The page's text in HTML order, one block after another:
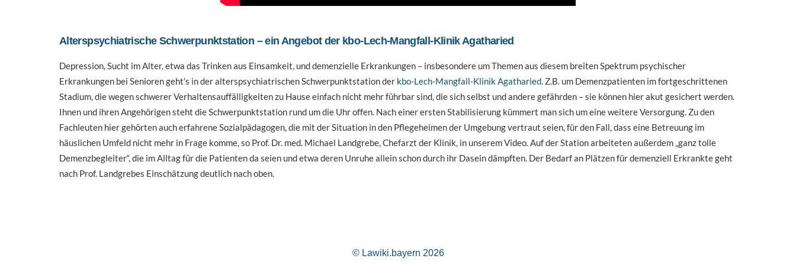
Alterspsychiatrische Schwerpunktstation – ein Angebot der kbo-Lech-Mangfall-Klinik Agatharied
Depression, Sucht im Alter, etwa das Trinken aus Einsamkeit, und demenzielle Erkrankungen – insbesondere um Themen aus diesem breiten Spektrum psychischer
Erkrankungen bei Senioren geht’s in der alterspsychiatrischen Schwerpunktstation der kbo-Lech-Mangfall-Klinik Agatharied. Z.B. um Demenzpatienten im fortgeschrittenen
Stadium, die wegen schwerer Verhaltensauffälligkeiten zu Hause einfach nicht mehr führbar sind, die sich selbst und andere gefährden – sie können hier akut gesichert werden.
Ihnen und ihren Angehörigen steht die Schwerpunktstation rund um die Uhr offen. Nach einer ersten Stabilisierung kümmert man sich um eine weitere Versorgung. Zu den
Fachleuten hier gehörten auch erfahrene Sozialpädagogen, die mit der Situation in den Pflegeheimen der Umgebung vertraut seien, für den Fall, dass eine Betreuung im
häuslichen Umfeld nicht mehr in Frage komme, so Prof. Dr. med. Michael Landgrebe, Chefarzt der Klinik, in unserem Video. Auf der Station arbeiteten außerdem „ganz tolle
Demenzbegleiter“, die im Alltag für die Patienten da seien und etwa deren Unruhe allein schon durch ihr Dasein dämpften. Der Bedarf an Plätzen für demenziell Erkrankte geht
nach Prof. Landgrebes Einschätzung deutlich nach oben.
© Lawiki.bayern 2026